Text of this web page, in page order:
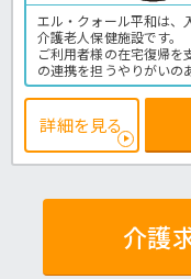
エル・クォール平和は、
介護老人保健施設です。
ご利用者様の在宅復帰を
の連携を担うやりがいの
賞与は前年度実績3.5ヶ
ど福利厚生も充実してい
地下鉄琴似駅から無料送
す。
老健の相談員での業務全
＜介護職 正職員 老健
詳細を見る
介護